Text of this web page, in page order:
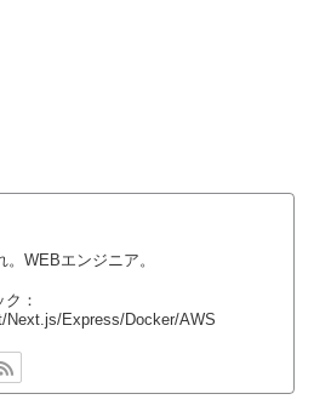
。WEBエンジニア。
：
Next.js/Express/Docker/AWS